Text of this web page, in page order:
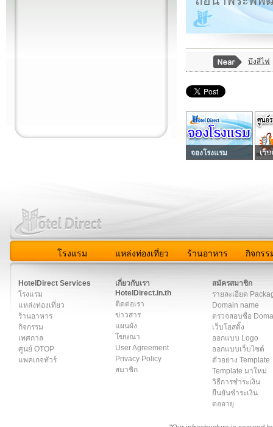
บึงสีไฟ
จองโรงแรม เว็บ
โรงแรม แหล่งท่องเที่ยว ร้านอาหาร กิจกรร
HotelDirect Services
โรงแรม
แหล่งท่องเที่ยว
ร้านอาหาร
กิจกรรม
เทศกาล
ศูนย์ OTOP
แพคเกจทัวร์
เกี่ยวกับเรา
HotelDirect.in.th
ติดต่อเรา
ข่าวสาร
แผนผัง
โฆษณา
User Agreement
Privacy Policy
สมาชิก
สมัครสมาชิก
รายละเอียด
Domain name
ตรวจสอบชื่อ
เว็บโฮสติ้ง
ออกแบบ Logo
ออกแบบเว็บไซต์
ตัวอย่าง Template
Template มาใหม่
วิธีการชำระเงิน
ยืนยันชำระเงิน
ต่ออายุ